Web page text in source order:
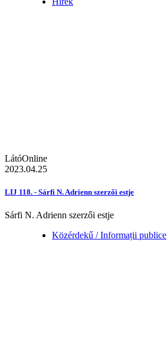
LátóOnline
2023.04.25
LIJ 118. - Sárfi N. Adrienn szerzői estje
Sárfi N. Adrienn szerzői estje
Közérdekű / Informații publice